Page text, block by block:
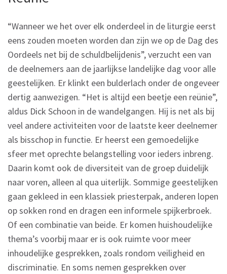
“Wanneer we het over elk onderdeel in de liturgie eerst
eens zouden moeten worden dan zijn we op de Dag des
Oordeels net bij de schuldbelijdenis”, verzucht een van
de deelnemers aan de jaarlijkse landelijke dag voor alle
geestelijken. Er klinkt een bulderlach onder de ongeveer
dertig aanwezigen. “Het is altijd een beetje een reünie”,
aldus Dick Schoon in de wandelgangen. Hij is net als bij
veel andere activiteiten voor de laatste keer deelnemer
als bisschop in functie. Er heerst een gemoedelijke
sfeer met oprechte belangstelling voor ieders inbreng.
Daarin komt ook de diversiteit van de groep duidelijk
naar voren, alleen al qua uiterlijk. Sommige geestelijken
gaan gekleed in een klassiek priesterpak, anderen lopen
op sokken rond en dragen een informele spijkerbroek.
Of een combinatie van beide. Er komen huishoudelijke
thema’s voorbij maar er is ook ruimte voor meer
inhoudelijke gesprekken, zoals rondom veiligheid en
discriminatie. En soms nemen gesprekken over